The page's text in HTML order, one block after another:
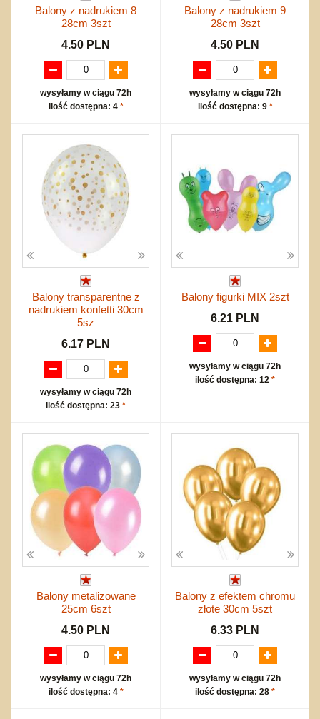
Balony z nadrukiem 8
28cm 3szt
4.50 PLN
wysyłamy w ciągu 72h
ilość dostępna: 4 *
Balony z nadrukiem 9
28cm 3szt
4.50 PLN
wysyłamy w ciągu 72h
ilość dostępna: 9 *
Balony transparentne z
nadrukiem konfetti 30cm
5sz
6.17 PLN
wysyłamy w ciągu 72h
ilość dostępna: 23 *
Balony figurki MIX 2szt
6.21 PLN
wysyłamy w ciągu 72h
ilość dostępna: 12 *
Balony metalizowane
25cm 6szt
4.50 PLN
wysyłamy w ciągu 72h
ilość dostępna: 4 *
Balony z efektem chromu
złote 30cm 5szt
6.33 PLN
wysyłamy w ciągu 72h
ilość dostępna: 28 *